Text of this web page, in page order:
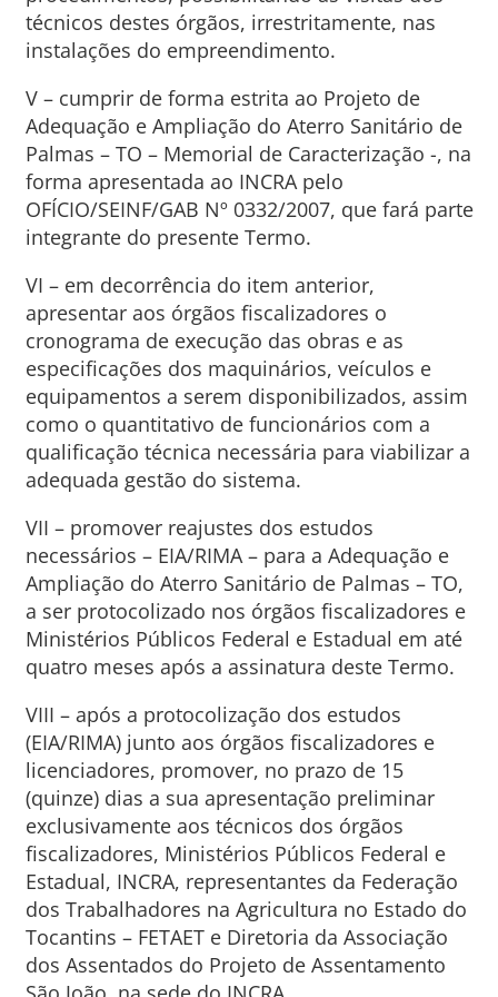
técnicos destes órgãos, irrestritamente, nas
instalações do empreendimento.
V – cumprir de forma estrita ao Projeto de
Adequação e Ampliação do Aterro Sanitário de
Palmas – TO – Memorial de Caracterização -, na
forma apresentada ao INCRA pelo
OFÍCIO/SEINF/GAB Nº 0332/2007, que fará parte
integrante do presente Termo.
VI – em decorrência do item anterior,
apresentar aos órgãos fiscalizadores o
cronograma de execução das obras e as
especificações dos maquinários, veículos e
equipamentos a serem disponibilizados, assim
como o quantitativo de funcionários com a
qualificação técnica necessária para viabilizar a
adequada gestão do sistema.
VII – promover reajustes dos estudos
necessários – EIA/RIMA – para a Adequação e
Ampliação do Aterro Sanitário de Palmas – TO,
a ser protocolizado nos órgãos fiscalizadores e
Ministérios Públicos Federal e Estadual em até
quatro meses após a assinatura deste Termo.
VIII – após a protocolização dos estudos
(EIA/RIMA) junto aos órgãos fiscalizadores e
licenciadores, promover, no prazo de 15
(quinze) dias a sua apresentação preliminar
exclusivamente aos técnicos dos órgãos
fiscalizadores, Ministérios Públicos Federal e
Estadual, INCRA, representantes da Federação
dos Trabalhadores na Agricultura no Estado do
Tocantins – FETAET e Diretoria da Associação
dos Assentados do Projeto de Assentamento